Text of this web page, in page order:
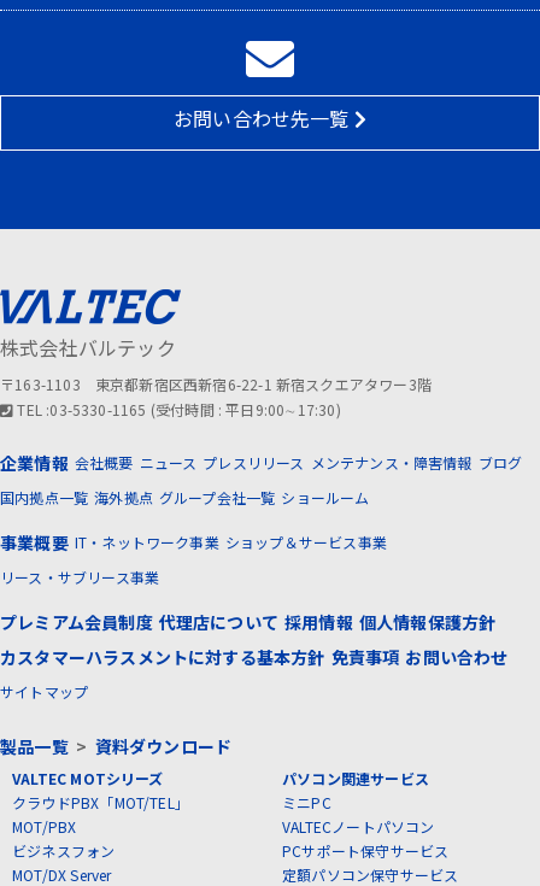
お問い合わせ先一覧
株式会社バルテック
〒163-1103 東京都新宿区西新宿6-22-1 新宿スクエアタワー3階
TEL :03-5330-1165 (受付時間 : 平日9:00∼17:30)
企業情報 会社概要 ニュース プレスリリース メンテナンス・障害情報 ブログ
国内拠点一覧 海外拠点 グループ会社一覧 ショールーム
事業概要 IT・ネットワーク事業 ショップ＆サービス事業
リース・サブリース事業
プレミアム会員制度 代理店について 採用情報 個人情報保護方針
カスタマーハラスメントに対する基本方針 免責事項 お問い合わせ
サイトマップ
製品一覧> 資料ダウンロード
VALTEC MOTシリーズ
クラウドPBX「MOT/TEL」
MOT/PBX
ビジネスフォン
MOT/DX Server
パソコン関連サービス
ミニPC
VALTECノートパソコン
PCサポート保守サービス
定額パソコン保守サービス